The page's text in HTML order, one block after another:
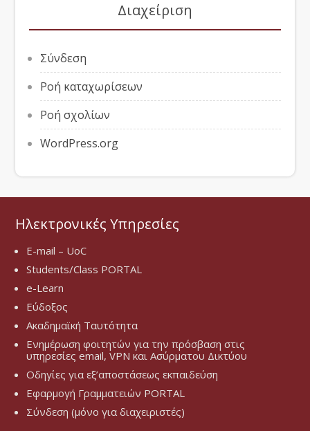
Διαχείριση
Σύνδεση
Ροή καταχωρίσεων
Ροή σχολίων
WordPress.org
Ηλεκτρονικές Υπηρεσίες
E-mail – UoC
Students/Class PORTAL
e-Learn
Εύδοξος
Ακαδημαϊκή Ταυτότητα
Ενημέρωση φοιτητών για την πρόσβαση στις
υπηρεσίες email, VPN και Ασύρματου Δικτύου
Οδηγίες για εξ’αποστάσεως εκπαιδεύση
Εφαρμογή Γραμματειών PORTAL
Σύνδεση (μόνο για διαχειριστές)